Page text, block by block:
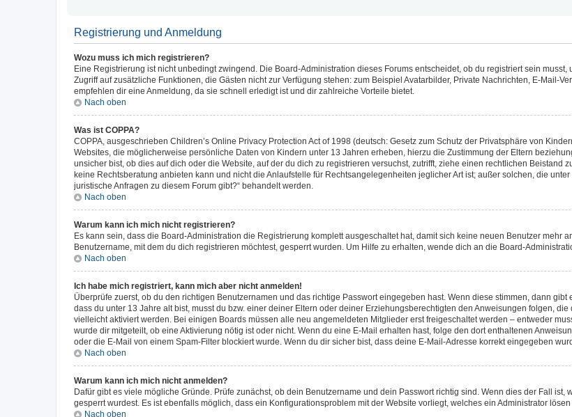
Registrierung und Anmeldung
Wozu muss ich mich registrieren?
Eine Registrierung ist nicht unbedingt zwingend. Die Board-Administration dieses Forums entscheidet, ob du registriert sein
Zugriff auf zusätzliche Funktionen, die Gästen nicht zur Verfügung stehen: zum Beispiel Avatarbilder, Private Nachrichten, E-Mail-
empfehlen dir eine Anmeldung, da sie schnell erledigt ist und dir zahlreiche Vorteile bietet.
Nach oben
Was ist COPPA?
COPPA, ausgeschrieben Children’s Online Privacy Protection Act of 1998 (deutsch: Gesetz zum Schutz der Privatsphäre von
Websites, die möglicherweise persönliche Daten von Kindern unter 13 Jahren erheben, hierzu die Zustimmung der Eltern
unsicher bist, ob dies auf dich oder die Website, auf der du dich zu registrieren versuchst, zutrifft, ziehe einen rechtlichen Beistand
keine Rechtsberatung anbieten kann und nicht die Anlaufstelle für Rechtsangelegenheiten jeglicher Art ist; außer solchen, die
juristische Anfragen zu diesem Forum gibt?“ behandelt werden.
Nach oben
Warum kann ich mich nicht registrieren?
Es kann sein, dass die Board-Administration die Registrierung komplett ausgeschaltet hat, damit sich keine neuen Benutzer mehr
Benutzername, mit dem du dich registrieren möchtest, gesperrt wurden. Um Hilfe zu erhalten, wende dich an die Board-
Nach oben
Ich habe mich registriert, kann mich aber nicht anmelden!
Überprüfe zuerst, ob du den richtigen Benutzernamen und das richtige Passwort eingegeben hast. Wenn diese stimmen, dann gibt
dass du unter 13 Jahre alt bist, musst du bzw. einer deiner Eltern oder deiner Erziehungsberechtigten den Anweisungen folgen,
vielleicht aktiviert werden. Bei einigen Boards müssen alle neu angemeldeten Mitglieder erst freigeschaltet werden – entweder
wurde dir mitgeteilt, ob eine Aktivierung nötig ist oder nicht. Wenn du eine E-Mail erhalten hast, folge den dort enthaltenen
oder die E-Mail von einem Spam-Filter blockiert wurde. Wenn du dir sicher bist, dass deine E-Mail-Adresse korrekt eingegeben
Nach oben
Warum kann ich mich nicht anmelden?
Dafür gibt es viele mögliche Gründe. Prüfe zunächst, ob dein Benutzername und dein Passwort richtig sind. Wenn dies der Fall
gesperrt wurdest. Es ist ebenfalls möglich, dass ein Konfigurationsproblem mit der Website vorliegt, welches ein Administrator lösen
Nach oben